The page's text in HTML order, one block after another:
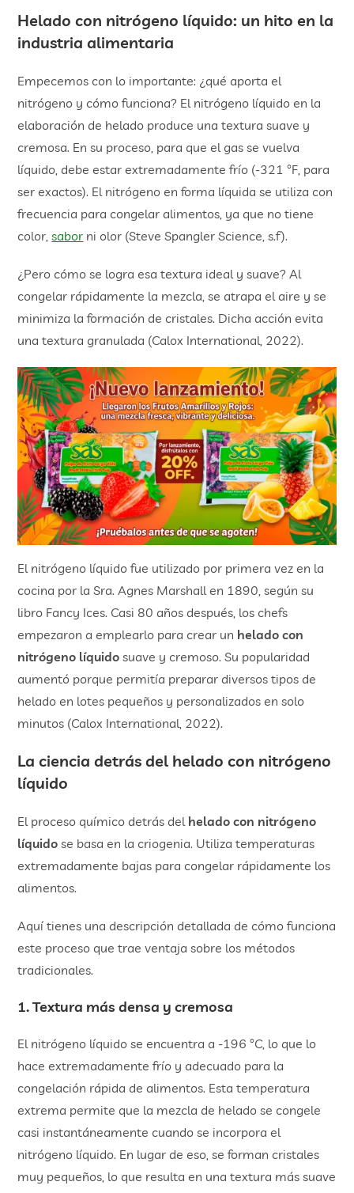
Helado con nitrógeno líquido: un hito en la
industria alimentaria
Empecemos con lo importante: ¿qué aporta el
nitrógeno y cómo funciona? El nitrógeno líquido en la
elaboración de helado produce una textura suave y
cremosa. En su proceso, para que el gas se vuelva
líquido, debe estar extremadamente frío (-321 °F, para
ser exactos). El nitrógeno en forma líquida se utiliza con
frecuencia para congelar alimentos, ya que no tiene
color,sabor ni olor (Steve Spangler Science, s.f).
¿Pero cómo se logra esa textura ideal y suave? Al
congelar rápidamente la mezcla, se atrapa el aire y se
minimiza la formación de cristales. Dicha acción evita
una textura granulada (Calox International, 2022).
El nitrógeno líquido fue utilizado por primera vez en la
cocina por la Sra. Agnes Marshall en 1890, según su
libro Fancy Ices. Casi 80 años después, los chefs
empezaron a emplearlo para crear un helado con
nitrógeno líquido suave y cremoso. Su popularidad
aumentó porque permitía preparar diversos tipos de
helado en lotes pequeños y personalizados en solo
minutos (Calox International, 2022).
La ciencia detrás del helado con nitrógeno
líquido
El proceso químico detrás del helado con nitrógeno
líquido se basa en la criogenia. Utiliza temperaturas
extremadamente bajas para congelar rápidamente los
alimentos.
Aquí tienes una descripción detallada de cómo funciona
este proceso que trae ventaja sobre los métodos
tradicionales.
1. Textura más densa y cremosa
El nitrógeno líquido se encuentra a -196 °C, lo que lo
hace extremadamente frío y adecuado para la
congelación rápida de alimentos. Esta temperatura
extrema permite que la mezcla de helado se congele
casi instantáneamente cuando se incorpora el
nitrógeno líquido. En lugar de eso, se forman cristales
muy pequeños, lo que resulta en una textura más suave